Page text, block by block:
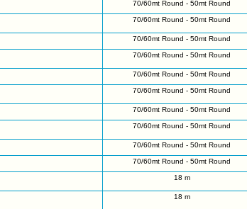
70/60mt Round - 50mt Round
70/60mt Round - 50mt Round
70/60mt Round - 50mt Round
70/60mt Round - 50mt Round
70/60mt Round - 50mt Round
70/60mt Round - 50mt Round
70/60mt Round - 50mt Round
70/60mt Round - 50mt Round
70/60mt Round - 50mt Round
70/60mt Round - 50mt Round
18 m
18 m